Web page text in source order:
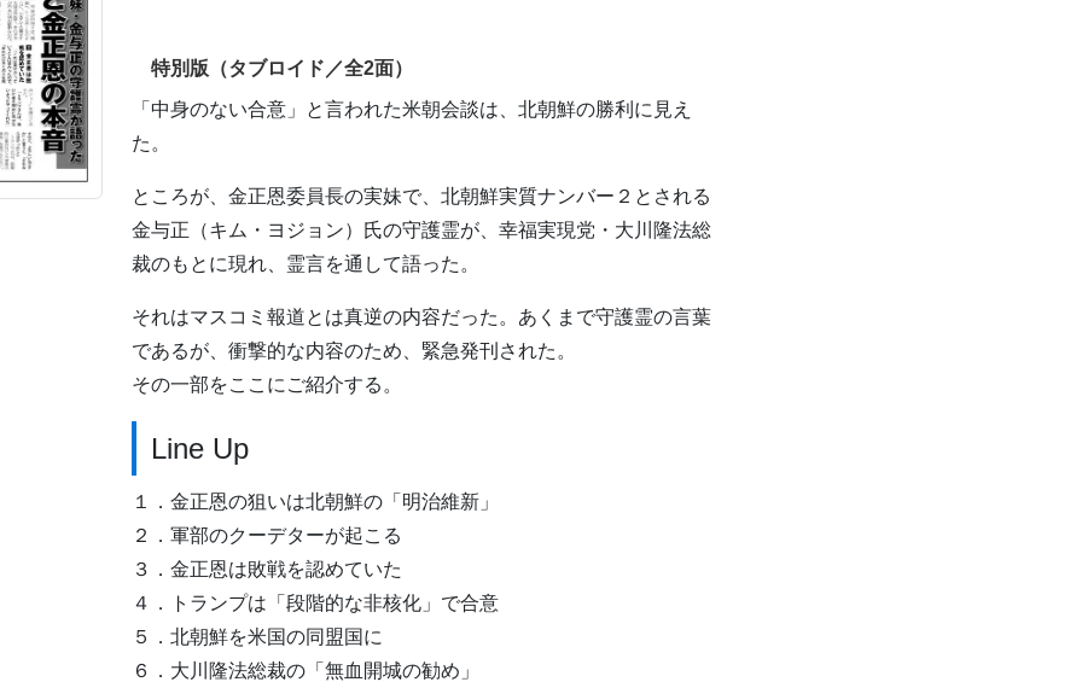
特別版（タブロイド／全2面）
「中身のない合意」と言われた米朝会談は、北朝鮮の勝利に見え
た。
ところが、金正恩委員長の実妹で、北朝鮮実質ナンバー２とされる
金与正（キム・ヨジョン）氏の守護霊が、幸福実現党・大川隆法総
裁のもとに現れ、霊言を通して語った。
それはマスコミ報道とは真逆の内容だった。あくまで守護霊の言葉
であるが、衝撃的な内容のため、緊急発刊された。
その一部をここにご紹介する。
Line Up
１．金正恩の狙いは北朝鮮の「明治維新」
２．軍部のクーデターが起こる
３．金正恩は敗戦を認めていた
４．トランプは「段階的な非核化」で合意
５．北朝鮮を米国の同盟国に
６．大川隆法総裁の「無血開城の勧め」